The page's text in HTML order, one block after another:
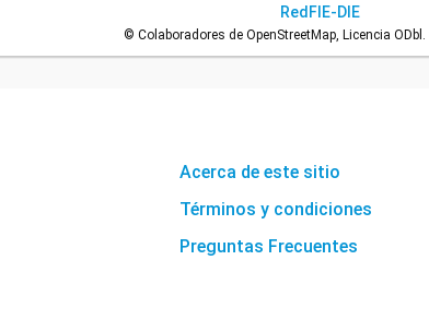
RedFIE-DIE
© Colaboradores de OpenStreetMap, Licencia ODbl.
Acerca de este sitio
Términos y condiciones
Preguntas Frecuentes